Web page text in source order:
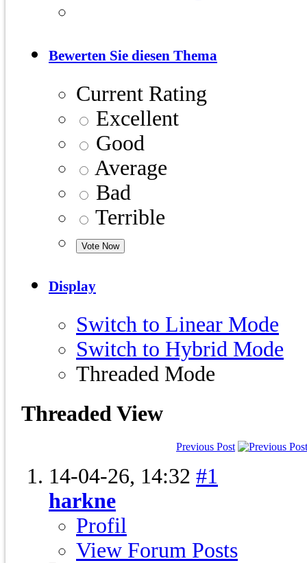
Bewerten Sie diesen Thema
Current Rating
Excellent
Good
Average
Bad
Terrible
Display
Switch to Linear Mode
Switch to Hybrid Mode
Threaded Mode
Threaded View
Previous Post
14-04-26, 14:32 #1
harkne
Profil
View Forum Posts